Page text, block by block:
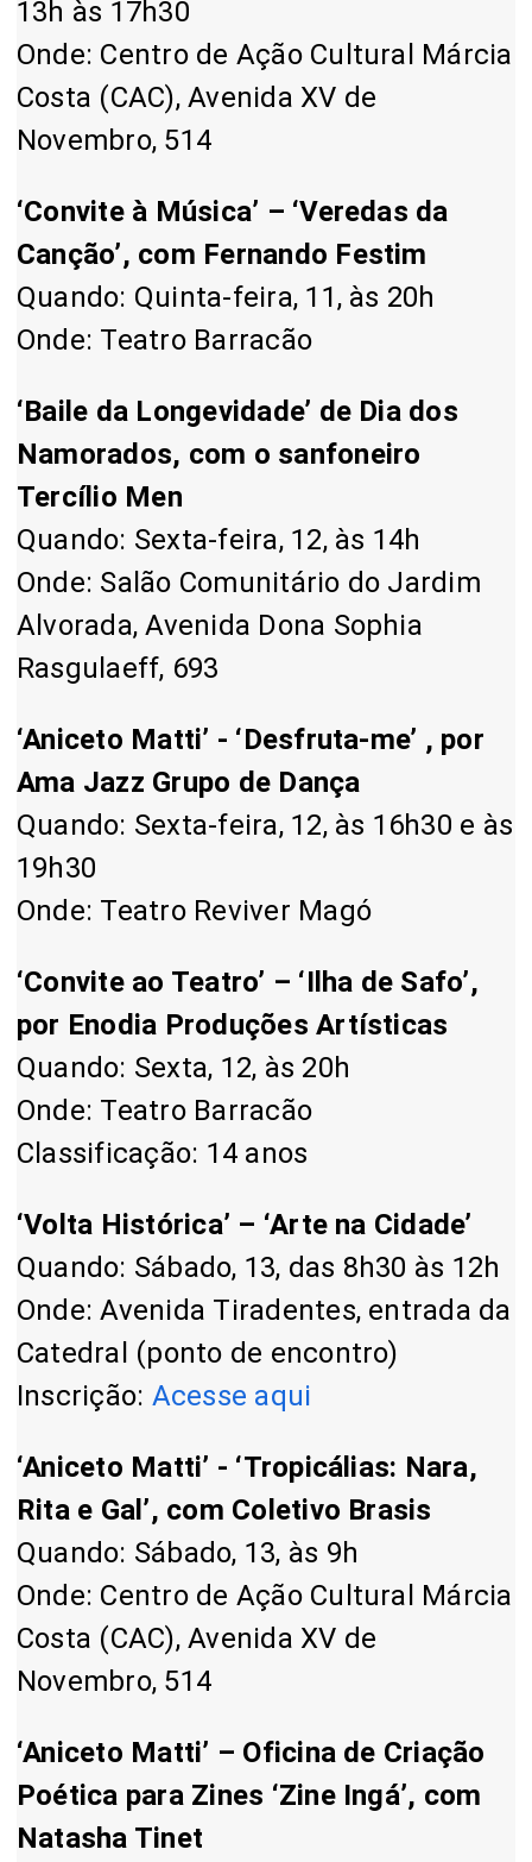
13h às 17h30
Onde: Centro de Ação Cultural Márcia
Costa (CAC), Avenida XV de
Novembro, 514
‘Convite à Música’ – ‘Veredas da
Canção’, com Fernando Festim
Quando: Quinta-feira, 11, às 20h
Onde: Teatro Barracão
‘Baile da Longevidade’ de Dia dos
Namorados, com o sanfoneiro
Tercílio Men
Quando: Sexta-feira, 12, às 14h
Onde: Salão Comunitário do Jardim
Alvorada, Avenida Dona Sophia
Rasgulaeff, 693
‘Aniceto Matti’ - ‘Desfruta-me’ , por
Ama Jazz Grupo de Dança
Quando: Sexta-feira, 12, às 16h30 e às
19h30
Onde: Teatro Reviver Magó
‘Convite ao Teatro’ – ‘Ilha de Safo’,
por Enodia Produções Artísticas
Quando: Sexta, 12, às 20h
Onde: Teatro Barracão
Classificação: 14 anos
‘Volta Histórica’ – ‘Arte na Cidade’
Quando: Sábado, 13, das 8h30 às 12h
Onde: Avenida Tiradentes, entrada da
Catedral (ponto de encontro)
Inscrição: Acesse aqui
‘Aniceto Matti’ - ‘Tropicálias: Nara,
Rita e Gal’, com Coletivo Brasis
Quando: Sábado, 13, às 9h
Onde: Centro de Ação Cultural Márcia
Costa (CAC), Avenida XV de
Novembro, 514
‘Aniceto Matti’ – Oficina de Criação
Poética para Zines ‘Zine Ingá’, com
Natasha Tinet